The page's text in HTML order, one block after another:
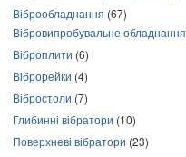
Віброобладнання (67)
Вібровипробувальне обладнання
Віброплити (6)
Віброрейки (4)
Вібростоли (7)
Глибинні вібратори (10)
Поверхневі вібратори (23)